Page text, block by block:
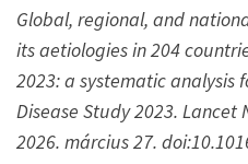
Global, regional, and
its aetiologies in 204
2023: a systematic analysis
Disease Study 2023. Lancet
2026. március 27.